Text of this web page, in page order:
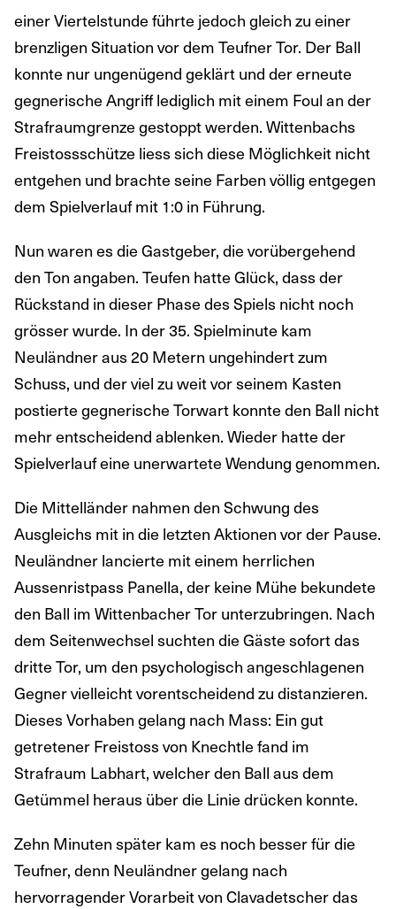
einer Viertelstunde führte jedoch gleich zu einer
brenzligen Situation vor dem Teufner Tor. Der Ball
konnte nur ungenügend geklärt und der erneute
gegnerische Angriff lediglich mit einem Foul an der
Strafraumgrenze gestoppt werden. Wittenbachs
Freistossschütze liess sich diese Möglichkeit nicht
entgehen und brachte seine Farben völlig entgegen
dem Spielverlauf mit 1:0 in Führung.
Nun waren es die Gastgeber, die vorübergehend
den Ton angaben. Teufen hatte Glück, dass der
Rückstand in dieser Phase des Spiels nicht noch
grösser wurde. In der 35. Spielminute kam
Neuländner aus 20 Metern ungehindert zum
Schuss, und der viel zu weit vor seinem Kasten
postierte gegnerische Torwart konnte den Ball nicht
mehr entscheidend ablenken. Wieder hatte der
Spielverlauf eine unerwartete Wendung genommen.
Die Mittelländer nahmen den Schwung des
Ausgleichs mit in die letzten Aktionen vor der Pause.
Neuländner lancierte mit einem herrlichen
Aussenristpass Panella, der keine Mühe bekundete
den Ball im Wittenbacher Tor unterzubringen. Nach
dem Seitenwechsel suchten die Gäste sofort das
dritte Tor, um den psychologisch angeschlagenen
Gegner vielleicht vorentscheidend zu distanzieren.
Dieses Vorhaben gelang nach Mass: Ein gut
getretener Freistoss von Knechtle fand im
Strafraum Labhart, welcher den Ball aus dem
Getümmel heraus über die Linie drücken konnte.
Zehn Minuten später kam es noch besser für die
Teufner, denn Neuländner gelang nach
hervorragender Vorarbeit von Clavadetscher das